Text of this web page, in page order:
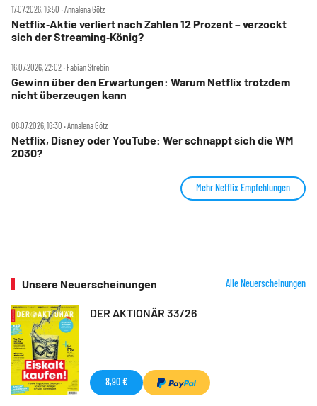
17.07.2026, 16:50 ‧ Annalena Götz
Netflix‑Aktie verliert nach Zahlen 12 Prozent – verzockt
sich der Streaming‑König?
16.07.2026, 22:02 ‧ Fabian Strebin
Gewinn über den Erwartungen: Warum Netflix trotzdem
nicht überzeugen kann
08.07.2026, 16:30 ‧ Annalena Götz
Netflix, Disney oder YouTube: Wer schnappt sich die WM
2030?
Mehr Netflix Empfehlungen
Unsere Neuerscheinungen Alle Neuerscheinungen
DER AKTIONÄR 33/26
8,90 €